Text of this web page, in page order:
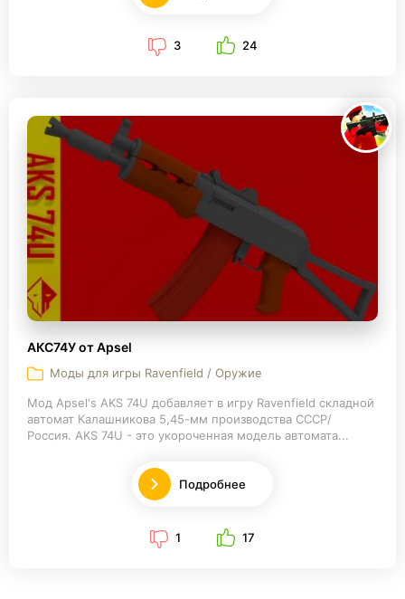
3 24
АКС74У от Apsel
Моды для игры Ravenfield / Оружие
Мод Apsel's AKS 74U добавляет в игру Ravenfield складной
автомат Калашникова 5,45-мм производства СССР/
Россия. AKS 74U - это укороченная модель автомата...
Подробнее
1 17